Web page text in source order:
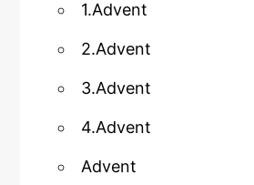
1.Advent
2.Advent
3.Advent
4.Advent
Advent